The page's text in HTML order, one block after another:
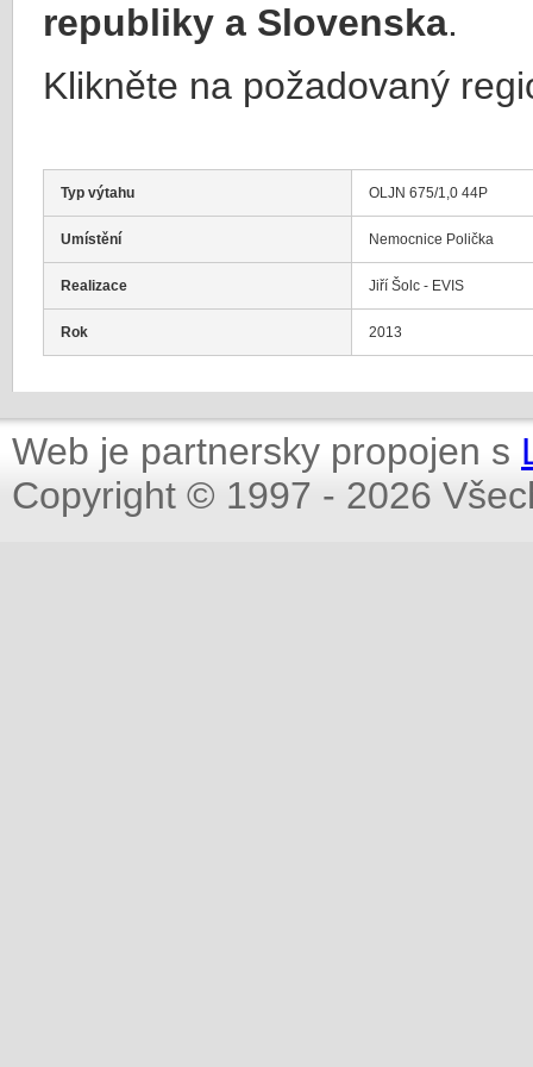
republiky a Slovenska.
Klikněte na požadovaný
Typ výtahu OLJN 675/1,0 44P
Umístění Nemocnice Polička
Realizace Jiří Šolc - EVIS
Rok 2013
Web je partnersky propojen s
Copyright © 1997 - 2026